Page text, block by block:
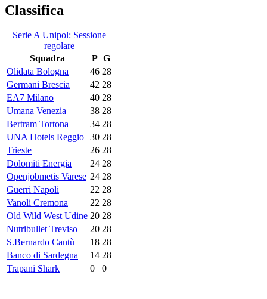
Classifica
Serie A Unipol: Sessione
regolare
Squadra
P G
Olidata Bologna
46 28
Germani Brescia
42 28
EA7 Milano
40 28
Umana Venezia
38 28
Bertram Tortona
34 28
UNA Hotels Reggio 30 28
Trieste
26 28
Dolomiti Energia
24 28
Openjobmetis Varese 24 28
Guerri Napoli
22 28
Vanoli Cremona
22 28
Old Wild West Udine 20 28
Nutribullet Treviso
20 28
S.Bernardo Cantù
18 28
Banco di Sardegna
14 28
Trapani Shark
0 0